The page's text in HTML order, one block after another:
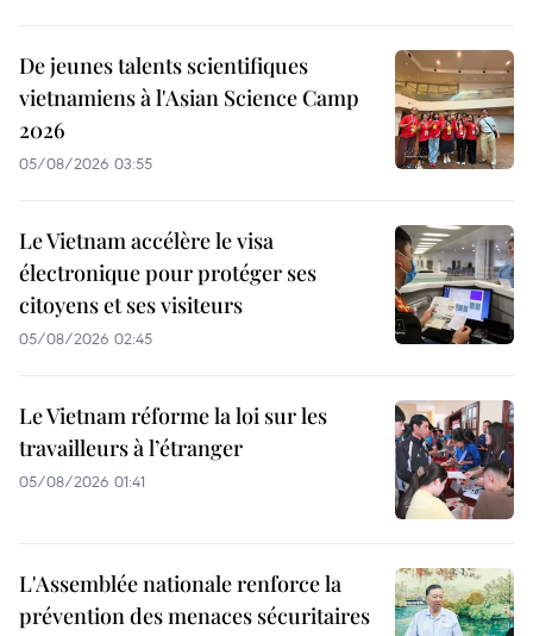
De jeunes talents scientifiques
vietnamiens à l'Asian Science Camp
2026
05/08/2026 03:55
Le Vietnam accélère le visa
électronique pour protéger ses
citoyens et ses visiteurs
05/08/2026 02:45
Le Vietnam réforme la loi sur les
travailleurs à l’étranger
05/08/2026 01:41
L'Assemblée nationale renforce la
prévention des menaces sécuritaires